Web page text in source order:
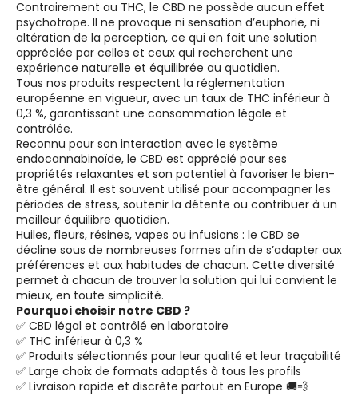
Contrairement au THC, le CBD ne possède aucun effet
psychotrope. Il ne provoque ni sensation d’euphorie, ni
altération de la perception, ce qui en fait une solution
appréciée par celles et ceux qui recherchent une
expérience naturelle et équilibrée au quotidien.
Tous nos produits respectent la réglementation
européenne en vigueur, avec un taux de THC inférieur à
0,3 %, garantissant une consommation légale et
contrôlée.
Reconnu pour son interaction avec le système
endocannabinoïde, le CBD est apprécié pour ses
propriétés relaxantes et son potentiel à favoriser le bien-
être général. Il est souvent utilisé pour accompagner les
périodes de stress, soutenir la détente ou contribuer à un
meilleur équilibre quotidien.
Huiles, fleurs, résines, vapes ou infusions : le CBD se
décline sous de nombreuses formes afin de s’adapter aux
préférences et aux habitudes de chacun. Cette diversité
permet à chacun de trouver la solution qui lui convient le
mieux, en toute simplicité.
Pourquoi choisir notre CBD ?
✅ CBD légal et contrôlé en laboratoire
✅ THC inférieur à 0,3 %
✅ Produits sélectionnés pour leur qualité et leur traçabilité
✅ Large choix de formats adaptés à tous les profils
✅ Livraison rapide et discrète partout en Europe 🚚💨